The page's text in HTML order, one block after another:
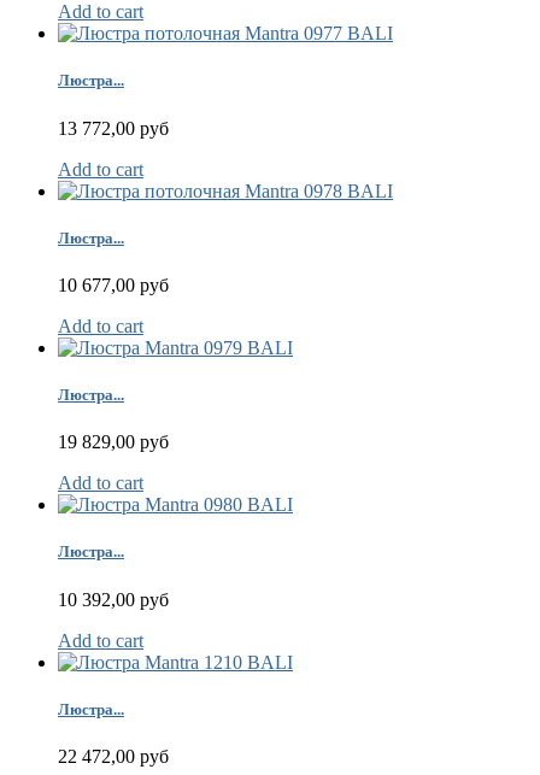
Add to cart
Люстра...
13 772,00 руб
Add to cart
Люстра...
10 677,00 руб
Add to cart
Люстра...
19 829,00 руб
Add to cart
Люстра...
10 392,00 руб
Add to cart
Люстра...
22 472,00 руб